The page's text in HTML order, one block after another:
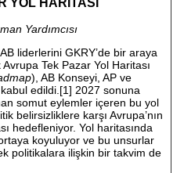
Yardımcısı
liderlerini GKRY’de bir araya
Tek Pazar Yol Haritası
), AB Konseyi, AP ve
edildi.[1] 2027 sonuna
somut eylemler içeren bu yol
belirsizliklere karşı Avrupa’nın
hedefleniyor. Yol haritasında
koyuluyor ve bu unsurlar
politikalara ilişkin bir takvim de